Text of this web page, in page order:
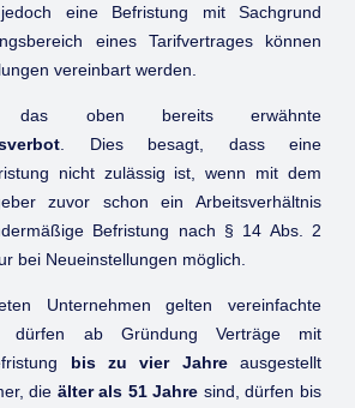
eine Befristung mit Sachgrund
eines Tarifvertrages können
vereinbart werden.
das oben bereits erwähnte
. Dies besagt, dass eine
nicht zulässig ist, wenn mit dem
zuvor schon ein Arbeitsverhältnis
Befristung nach § 14 Abs. 2
bei Neueinstellungen möglich.
Unternehmen gelten vereinfachte
dürfen ab Gründung Verträge mit
bis zu vier Jahreausgestellt
die älter als 51 Jahre sind, dürfen bis